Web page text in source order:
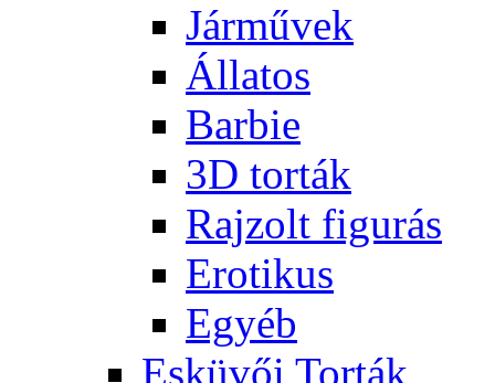
Járművek
Állatos
Barbie
3D torták
Rajzolt figurás
Erotikus
Egyéb
Esküvői Torták